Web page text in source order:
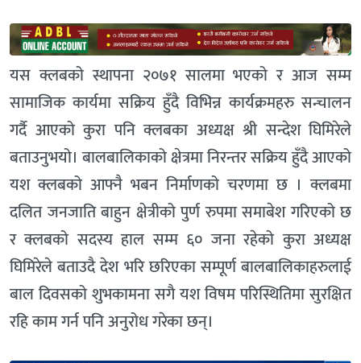
यस क्लबको स्थापना २०७१ सालमा भएको र आज सम्म
सामाजिक कार्यमा सक्रिय हुँदै विभिन्न कार्यक्रमहरु सन्चालन
गर्दै आएको कुरा पनि क्लबका अध्यक्ष श्री सन्देश घिमिरेले
बताउनुभयो। बालबालिकाको क्षेत्रमा निरन्तर सक्रिय हुँदै आएको
यश क्लबको आफ्नै भबन निर्माणको चरणमा छ । क्लबमा
दलित जनजाति बाहुन क्षेत्रीको पुर्ण रुपमा समाबेश गरिएको छ
र क्लबको सदस्य हाल सम्म ६० जना रहेको कुरा अध्यक्ष
घिमिरेले बताउदै देश भरि छरिएका सम्पूर्ण बालबालिकाहरुलाई
बाल दिवसको शुभकामना सगै यश विषम परिस्थितिमा सुरक्षित
रहि काम गर्न पनि अनुरोध गरेका छन्।